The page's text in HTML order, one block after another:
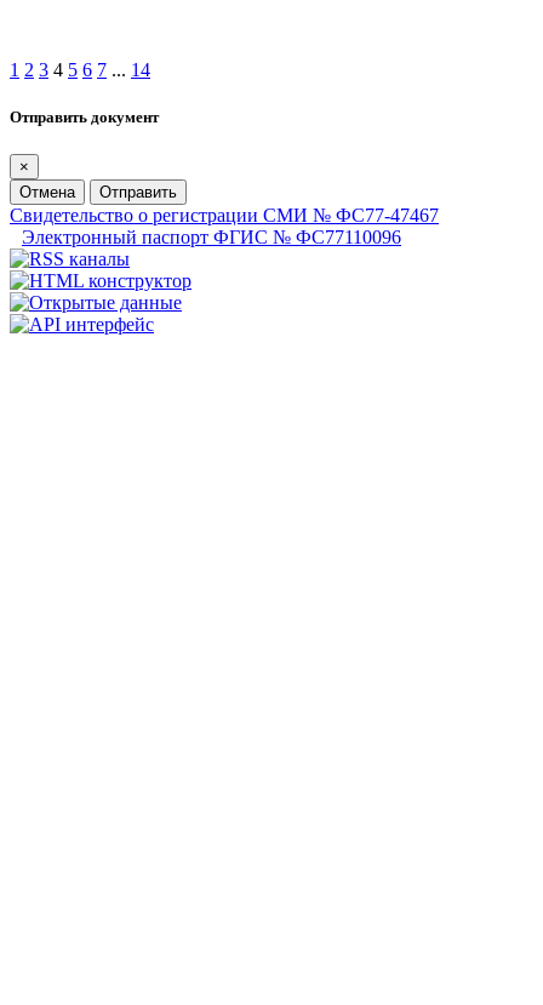
1 2 3 4 5 6 7 ... 14
Отправить документ
×
Отмена
Отправить
Свидетельство о регистрации СМИ № ФС77-47467
Электронный паспорт ФГИС № ФС77110096